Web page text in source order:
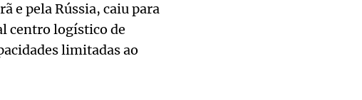
e pela Rússia, caiu para
centro logístico de
limitadas ao